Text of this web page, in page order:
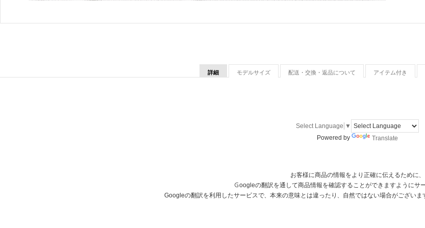
詳細 モデルサイズ 配送・交換・返品について アイテム付き
Select Language ▼
Powered by
Translate
お客様に商品の情報をより正確に伝えるために、
Ｇoogleの翻訳を通して商品情報を確認することができますようにサ
Googleの翻訳を利用したサービスで、本来の意味とは違ったり、自然ではない場合がございま